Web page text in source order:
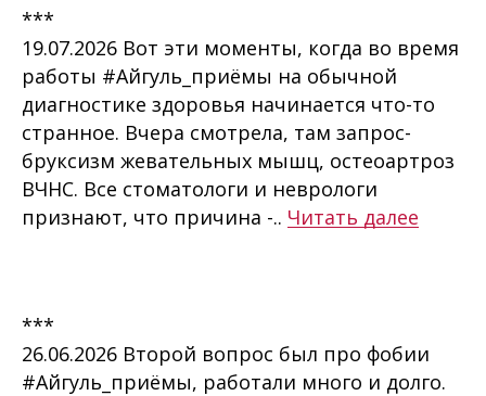
***
19.07.2026 Вот эти моменты, когда во время
работы #Айгуль_приёмы на обычной
диагностике здоровья начинается что-то
странное. Вчера смотрела, там запрос-
бруксизм жевательных мышц, остеоартроз
ВЧНС. Все стоматологи и неврологи
признают, что причина -.. Читать далее
***
26.06.2026 Второй вопрос был про фобии
#Айгуль_приёмы, работали много и долго.